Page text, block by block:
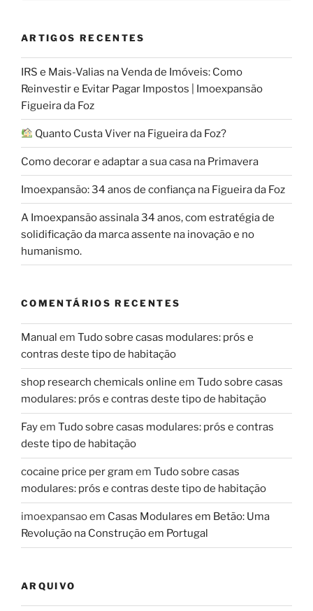
ARTIGOS RECENTES
IRS e Mais-Valias na Venda de Imóveis: Como
Reinvestir e Evitar Pagar Impostos | Imoexpansão
Figueira da Foz
Quanto Custa Viver na Figueira da Foz?
Como decorar e adaptar a sua casa na Primavera
Imoexpansão: 34 anos de confiança na Figueira da Foz
A Imoexpansão assinala 34 anos, com estratégia de
solidificação da marca assente na inovação e no
humanismo.
COMENTÁRIOS RECENTES
Manual em Tudo sobre casas modulares: prós e
contras deste tipo de habitação
shop research chemicals online em Tudo sobre casas
modulares: prós e contras deste tipo de habitação
Fayem Tudo sobre casas modulares: prós e contras
deste tipo de habitação
cocaine price per gram em Tudo sobre casas
modulares: prós e contras deste tipo de habitação
imoexpansaoem Casas Modulares em Betão: Uma
Revolução na Construção em Portugal
ARQUIVO